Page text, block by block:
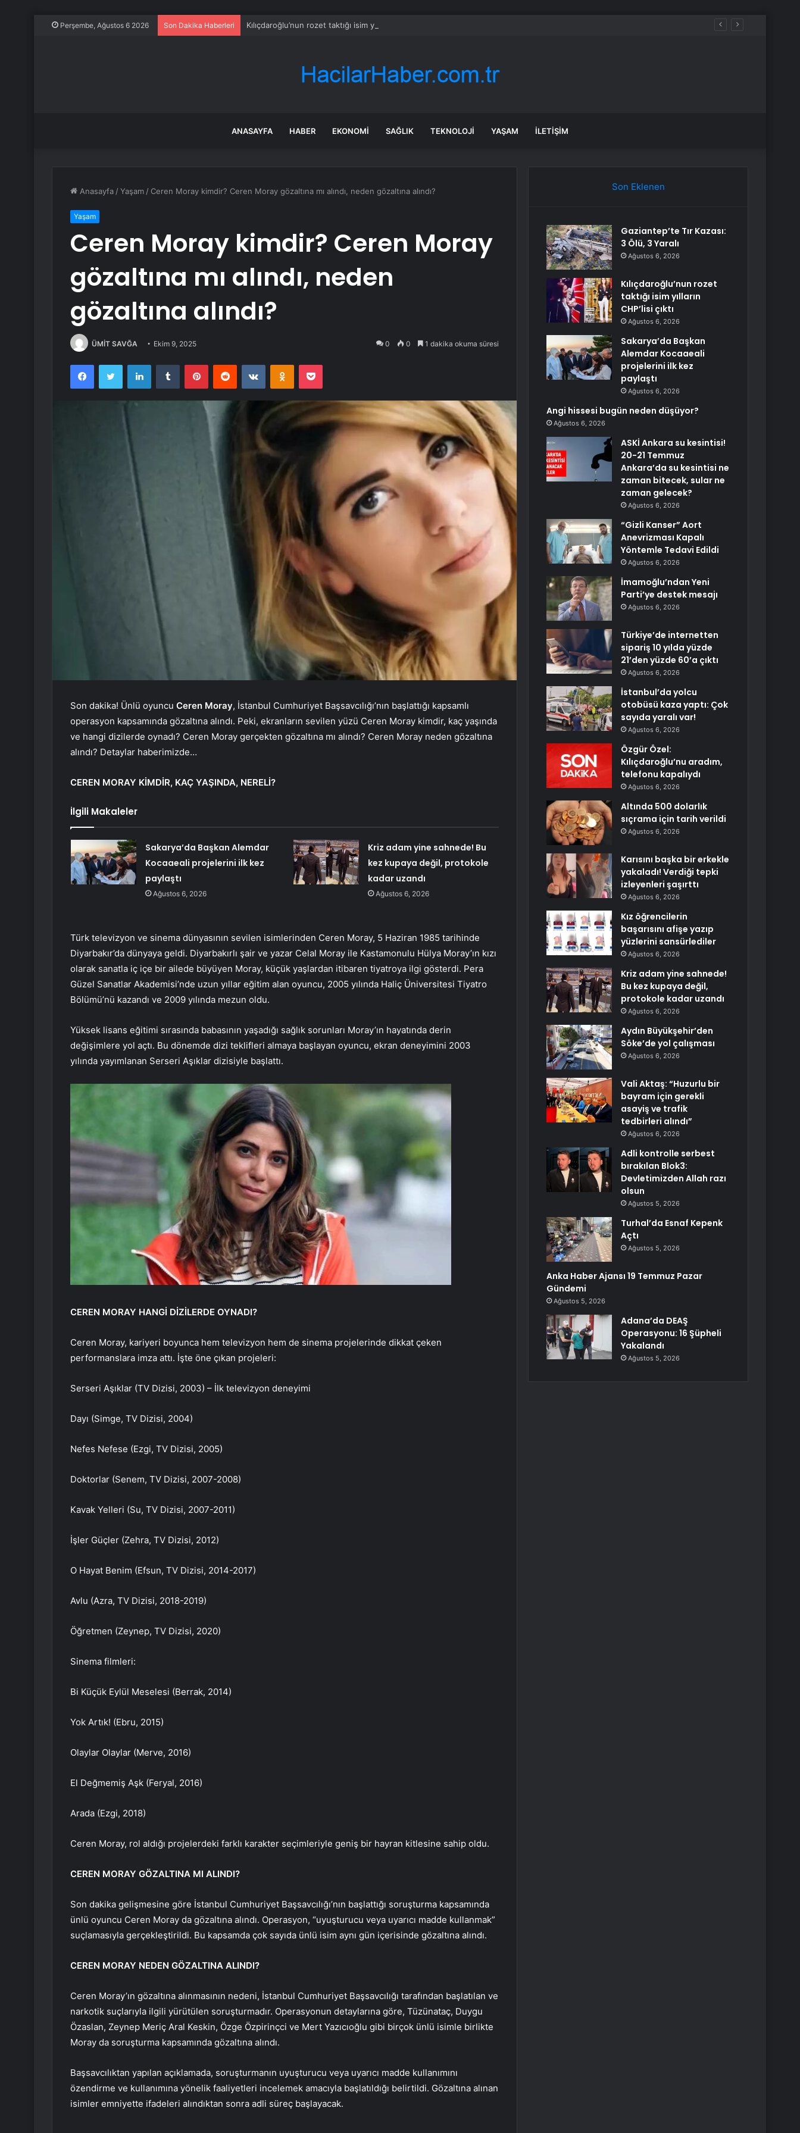
Perşembe, Ağustos 6 2026 Son Dakika Haberleri Kılıçdaroğlu’nun rozet taktığı isim yılların CHP’lisi çıktı
ANASAYFA HABER EKONOMI SAĞLIK TEKNOLOJI YAŞAM İLETIŞIM
Anasayfa /Yaşam / Ceren Moray kimdir? Ceren Moray gözaltına mı alındı, neden gözaltına alındı?
Yaşam
Ceren Moray kimdir? Ceren Moray
gözaltına mı alındı, neden
gözaltına alındı?
ÜMİT SAVĞA Ekim 9, 2025 0 0 1 dakika okuma süresi
FacebookTwitter LinkedInTumblr PinterestReddit VKontakteOdnoklassniki
Pocket
Son dakika! Ünlü oyuncu Ceren Moray, İstanbul Cumhuriyet Başsavcılığı’nın başlattığı kapsamlı
operasyon kapsamında gözaltına alındı. Peki, ekranların sevilen yüzü Ceren Moray kimdir, kaç yaşında
ve hangi dizilerde oynadı? Ceren Moray gerçekten gözaltına mı alındı? Ceren Moray neden gözaltına
alındı? Detaylar haberimizde…
CEREN MORAY KİMDİR, KAÇ YAŞINDA, NERELİ?
İlgili Makaleler
Sakarya’da Başkan Alemdar
Kocaaeali projelerini ilk kez
paylaştı
Ağustos 6, 2026
Kriz adam yine sahnede! Bu
kez kupaya değil, protokole
kadar uzandı
Ağustos 6, 2026
Türk televizyon ve sinema dünyasının sevilen isimlerinden Ceren Moray, 5 Haziran 1985 tarihinde
Diyarbakır’da dünyaya geldi. Diyarbakırlı şair ve yazar Celal Moray ile Kastamonulu Hülya Moray’ın kızı
olarak sanatla iç içe bir ailede büyüyen Moray, küçük yaşlardan itibaren tiyatroya ilgi gösterdi. Pera
Güzel Sanatlar Akademisi’nde uzun yıllar eğitim alan oyuncu, 2005 yılında Haliç Üniversitesi Tiyatro
Bölümü’nü kazandı ve 2009 yılında mezun oldu.
Yüksek lisans eğitimi sırasında babasının yaşadığı sağlık sorunları Moray’ın hayatında derin
değişimlere yol açtı. Bu dönemde dizi teklifleri almaya başlayan oyuncu, ekran deneyimini 2003
yılında yayımlanan Serseri Aşıklar dizisiyle başlattı.
CEREN MORAY HANGİ DİZİLERDE OYNADI?
Ceren Moray, kariyeri boyunca hem televizyon hem de sinema projelerinde dikkat çeken
performanslara imza attı. İşte öne çıkan projeleri:
Serseri Aşıklar (TV Dizisi, 2003) – İlk televizyon deneyimi
Dayı (Simge, TV Dizisi, 2004)
Nefes Nefese (Ezgi, TV Dizisi, 2005)
Doktorlar (Senem, TV Dizisi, 2007-2008)
Kavak Yelleri (Su, TV Dizisi, 2007-2011)
İşler Güçler (Zehra, TV Dizisi, 2012)
O Hayat Benim (Efsun, TV Dizisi, 2014-2017)
Avlu (Azra, TV Dizisi, 2018-2019)
Öğretmen (Zeynep, TV Dizisi, 2020)
Sinema filmleri:
Bi Küçük Eylül Meselesi (Berrak, 2014)
Yok Artık! (Ebru, 2015)
Olaylar Olaylar (Merve, 2016)
El Değmemiş Aşk (Feryal, 2016)
Arada (Ezgi, 2018)
Ceren Moray, rol aldığı projelerdeki farklı karakter seçimleriyle geniş bir hayran kitlesine sahip oldu.
CEREN MORAY GÖZALTINA MI ALINDI?
Son dakika gelişmesine göre İstanbul Cumhuriyet Başsavcılığı’nın başlattığı soruşturma kapsamında
ünlü oyuncu Ceren Moray da gözaltına alındı. Operasyon, “uyuşturucu veya uyarıcı madde kullanmak”
suçlamasıyla gerçekleştirildi. Bu kapsamda çok sayıda ünlü isim aynı gün içerisinde gözaltına alındı.
CEREN MORAY NEDEN GÖZALTINA ALINDI?
Ceren Moray’ın gözaltına alınmasının nedeni, İstanbul Cumhuriyet Başsavcılığı tarafından başlatılan ve
narkotik suçlarıyla ilgili yürütülen soruşturmadır. Operasyonun detaylarına göre, Tüzünataç, Duygu
Özaslan, Zeynep Meriç Aral Keskin, Özge Özpirinçci ve Mert Yazıcıoğlu gibi birçok ünlü isimle birlikte
Moray da soruşturma kapsamında gözaltına alındı.
Başsavcılıktan yapılan açıklamada, soruşturmanın uyuşturucu veya uyarıcı madde kullanımını
özendirme ve kullanımına yönelik faaliyetleri incelemek amacıyla başlatıldığı belirtildi. Gözaltına alınan
isimler emniyette ifadeleri alındıktan sonra adli süreç başlayacak.
Son Eklenen
Gaziantep’te Tır Kazası:
3 Ölü, 3 Yaralı
Ağustos 6, 2026
Kılıçdaroğlu’nun rozet
taktığı isim yılların
CHP’lisi çıktı
Ağustos 6, 2026
Sakarya’da Başkan
Alemdar Kocaaeali
projelerini ilk kez
paylaştı
Ağustos 6, 2026
Angi hissesi bugün neden düşüyor?
Ağustos 6, 2026
ASKİ Ankara su kesintisi!
20-21 Temmuz
Ankara’da su kesintisi ne
zaman bitecek, sular ne
zaman gelecek?
Ağustos 6, 2026
“Gizli Kanser” Aort
Anevrizması Kapalı
Yöntemle Tedavi Edildi
Ağustos 6, 2026
İmamoğlu’ndan Yeni
Parti’ye destek mesajı
Ağustos 6, 2026
Türkiye’de internetten
sipariş 10 yılda yüzde
21’den yüzde 60’a çıktı
Ağustos 6, 2026
İstanbul’da yolcu
otobüsü kaza yaptı: Çok
sayıda yaralı var!
Ağustos 6, 2026
Özgür Özel:
Kılıçdaroğlu’nu aradım,
telefonu kapalıydı
Ağustos 6, 2026
Altında 500 dolarlık
sıçrama için tarih verildi
Ağustos 6, 2026
Karısını başka bir erkekle
yakaladı! Verdiği tepki
izleyenleri şaşırttı
Ağustos 6, 2026
Kız öğrencilerin
başarısını afişe yazıp
yüzlerini sansürlediler
Ağustos 6, 2026
Kriz adam yine sahnede!
Bu kez kupaya değil,
protokole kadar uzandı
Ağustos 6, 2026
Aydın Büyükşehir’den
Söke’de yol çalışması
Ağustos 6, 2026
Vali Aktaş: “Huzurlu bir
bayram için gerekli
asayiş ve trafik
tedbirleri alındı”
Ağustos 6, 2026
Adli kontrolle serbest
bırakılan Blok3:
Devletimizden Allah razı
olsun
Ağustos 5, 2026
Turhal’da Esnaf Kepenk
Açtı
Ağustos 5, 2026
Anka Haber Ajansı 19 Temmuz Pazar
Gündemi
Ağustos 5, 2026
Adana’da DEAŞ
Operasyonu: 16 Şüpheli
Yakalandı
Ağustos 5, 2026